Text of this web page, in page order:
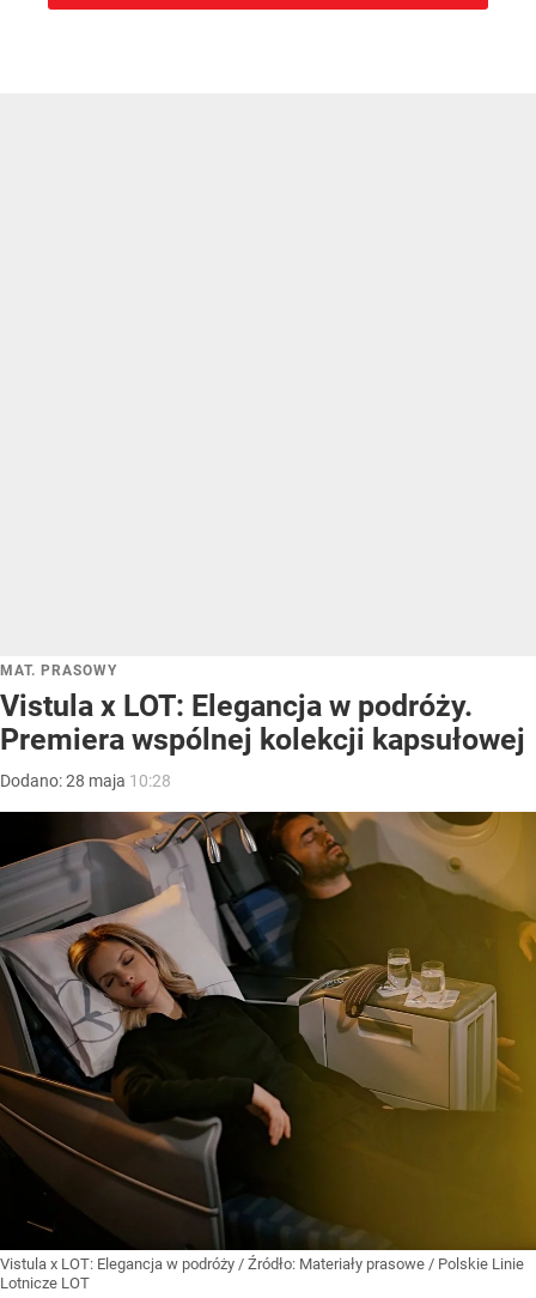
MAT. PRASOWY
Vistula x LOT: Elegancja w podróży.
Premiera wspólnej kolekcji kapsułowej
Dodano:28 maja 10:28
Vistula x LOT: Elegancja w podróży / Źródło: Materiały prasowe / Polskie Linie
Lotnicze LOT